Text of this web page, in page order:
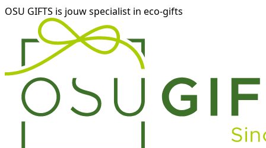
OSU GIFTS is jouw specialist in eco-gifts